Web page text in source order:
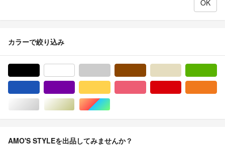
カラーで絞り込み
シルバー/銀色系ゴールド/金色系マルチカラー
AMO'S STYLEを出品してみませんか？